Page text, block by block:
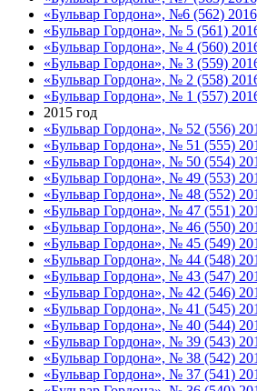
«Бульвар Гордона», №6 (562)
«Бульвар Гордона», № 5 (561)
«Бульвар Гордона», № 4 (560)
«Бульвар Гордона», № 3 (559)
«Бульвар Гордона», № 2 (558)
«Бульвар Гордона», № 1 (557)
2015 год
«Бульвар Гордона», № 52 (556)
«Бульвар Гордона», № 51 (555)
«Бульвар Гордона», № 50 (554)
«Бульвар Гордона», № 49 (553)
«Бульвар Гордона», № 48 (552)
«Бульвар Гордона», № 47 (551)
«Бульвар Гордона», № 46 (550)
«Бульвар Гордона», № 45 (549)
«Бульвар Гордона», № 44 (548)
«Бульвар Гордона», № 43 (547)
«Бульвар Гордона», № 42 (546)
«Бульвар Гордона», № 41 (545)
«Бульвар Гордона», № 40 (544)
«Бульвар Гордона», № 39 (543)
«Бульвар Гордона», № 38 (542)
«Бульвар Гордона», № 37 (541)